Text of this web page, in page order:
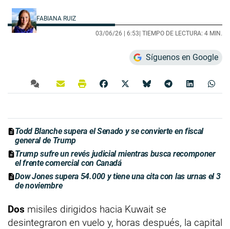
FABIANA RUIZ
03/06/26 | 6:53| TIEMPO DE LECTURA: 4 MIN.
Síguenos en Google
Todd Blanche supera el Senado y se convierte en fiscal
general de Trump
Trump sufre un revés judicial mientras busca recomponer
el frente comercial con Canadá
Dow Jones supera 54.000 y tiene una cita con las urnas el 3
de noviembre
Dos misiles dirigidos hacia Kuwait se
desintegraron en vuelo y, horas después, la capital